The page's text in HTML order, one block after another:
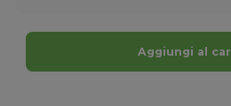
Aggiungi al